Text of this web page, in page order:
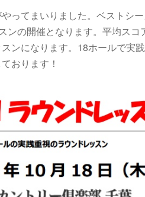
ってまいりました。ベストシ
ンの開催となります。平均スコ
ンになります。18ホールで実
おります！